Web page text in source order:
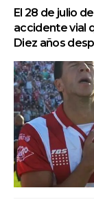
El 28 de julio
accidente vial
Diez años